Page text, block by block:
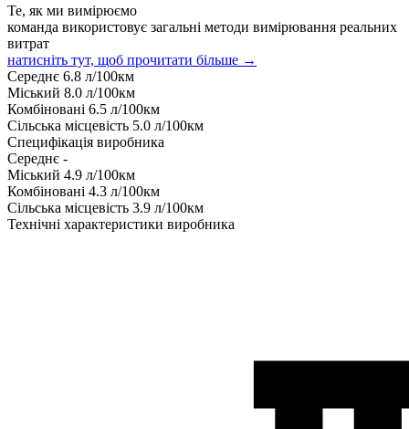
Те, як ми вимірюємо
команда використовує загальні методи вимірювання реальних
витрат
натисніть тут, щоб прочитати більше →
Середнє 6.8 л/100км
Міський 8.0 л/100км
Комбіновані 6.5 л/100км
Сільська місцевість 5.0 л/100км
Специфікація виробника
Середнє -
Міський 4.9 л/100км
Комбіновані 4.3 л/100км
Сільська місцевість 3.9 л/100км
Технічні характеристики виробника